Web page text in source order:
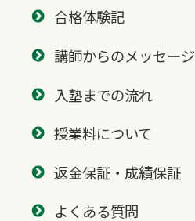
合格体験記
講師からのメッセージ
入塾までの流れ
授業料について
返金保証・成績保証
よくある質問